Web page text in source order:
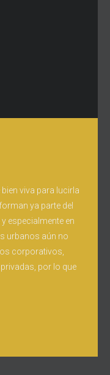
viva para lucirla
ya parte del
especialmente en
urbanos aún no
corporativos,
por lo que